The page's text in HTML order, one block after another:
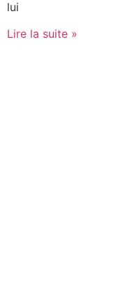
lui
Lire la suite »